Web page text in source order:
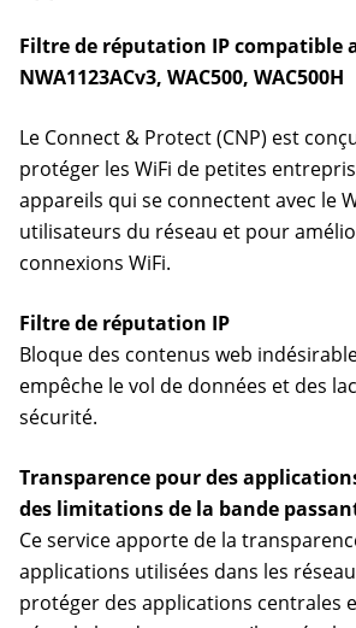
Filtre de réputation IP compatible
NWA1123ACv3, WAC500, WAC500H
Le Connect & Protect (CNP) est
protéger les WiFi de petites
appareils qui se connectent avec le
utilisateurs du réseau et pour
connexions WiFi.
Filtre de réputation IP
Bloque des contenus web
empêche le vol de données et des
sécurité.
Transparence pour des
des limitations de la bande
Ce service apporte de la
applications utilisées dans les
protéger des applications centrales